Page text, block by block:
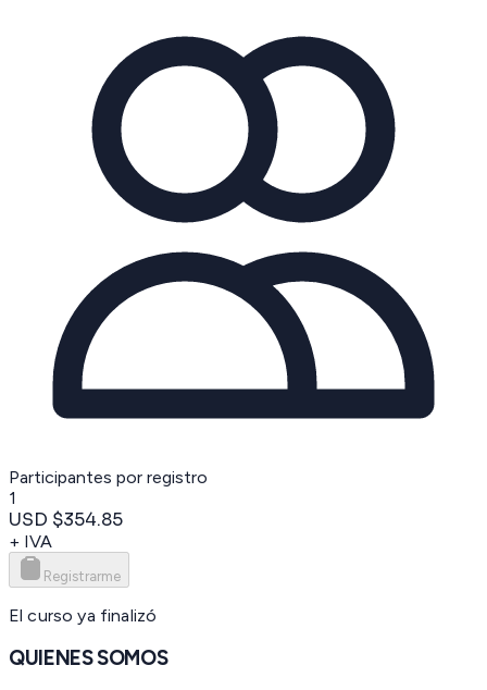
Participantes por registro
1
USD $354.85
+ IVA
Registrarme
El curso ya finalizó
QUIENES SOMOS